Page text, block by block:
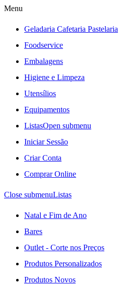
Menu
Geladaria Cafetaria Pastelaria
Foodservice
Embalagens
Higiene e Limpeza
Utensílios
Equipamentos
ListasOpen submenu
Iniciar Sessão
Criar Conta
Comprar Online
Close submenuListas
Natal e Fim de Ano
Bares
Outlet - Corte nos Preços
Produtos Personalizados
Produtos Novos